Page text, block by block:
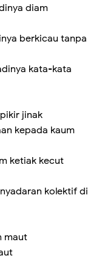
diam
berkicau tanpa
kata-kata
jinak
kepada kaum
ketiak kecut
kolektif di
maut